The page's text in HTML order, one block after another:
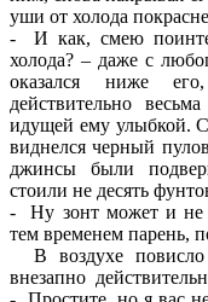
уши от холода
- И как, смею
холода? – даже с
оказался ниже
действительно
идущей ему улыбкой.
виднелся черный
джинсы были
стоили не десять
- Ну зонт может и не
тем временем парень,
В воздухе повисло
внезапно